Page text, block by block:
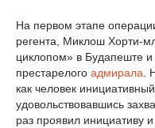
На первом этапе
регента, Миклош Хорти-
циклопом» в Будапеште
престарелого адмирала.
как человек
удовольствовавшись
раз проявил инициативу